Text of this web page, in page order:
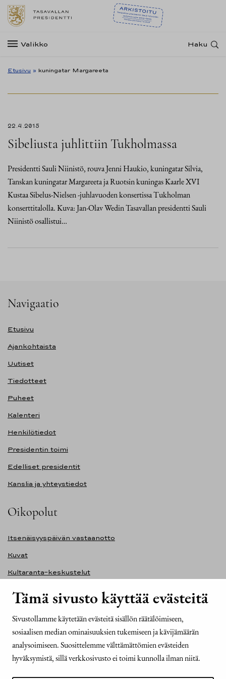
Tämä sivusto käyttää evästeitä
Sivustollamme käytetään evästeitä sisällön räätälöimiseen,
sosiaalisen median ominaisuuksien tukemiseen ja kävijämäärän
analysoimiseen. Suosittelemme välttämättömien evästeiden
hyväksymistä, sillä verkkosivusto ei toimi kunnolla ilman niitä.
Valikko Haku
Etusivu » kuningatar Margareeta
22.4.2015
Sibeliusta juhlittiin Tukholmassa
Presidentti Sauli Niinistö, rouva Jenni Haukio, kuningatar Silvia,
Tanskan kuningatar Margareeta ja Ruotsin kuningas Kaarle XVI
Kustaa Sibelus-Nielsen -juhlavuoden konsertissa Tukholman
konserttitalolla. Kuva: Jan-Olav Wedin Tasavallan presidentti Sauli
Niinistö osallistui…
Navigaatio
Etusivu
Ajankohtaista
Uutiset
Tiedotteet
Puheet
Kalenteri
Henkilötiedot
Presidentin toimi
Edelliset presidentit
Kanslia ja yhteystiedot
Oikopolut
Itsenäisyyspäivän vastaanotto
Kuvat
Kultaranta-keskustelut
Presidentti.fi-sivuston saavutettavuusseloste
Yhteystiedot